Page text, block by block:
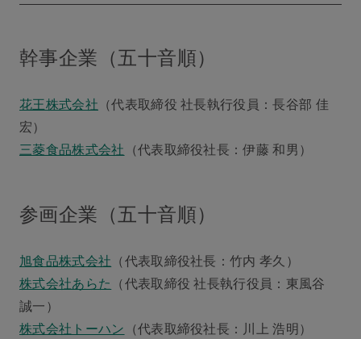
幹事企業（五十音順）
花王株式会社 （代表取締役 社長執行役員：長谷部 佳
宏）
三菱食品株式会社 （代表取締役社長：伊藤 和男）
参画企業（五十音順）
旭食品株式会社 （代表取締役社長：竹内 孝久）
株式会社あらた
（代表取締役 社長執行役員：東風谷
誠一）
株式会社トーハン （代表取締役社長：川上 浩明）